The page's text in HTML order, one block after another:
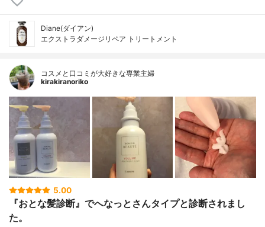
Diane(ダイアン)
エクストラダメージリペア トリートメント
コスメと口コミが大好きな専業主婦
kirakiranoriko
5.00
『おとな髪診断』でへなっとさんタイプと診断されまし
た。